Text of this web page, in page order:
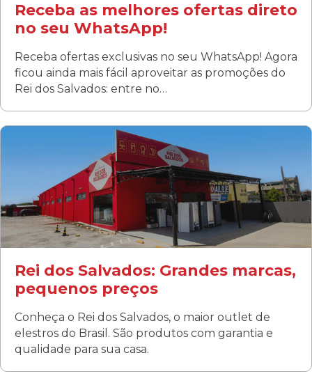
Fanny
Rua Albino Beatriz, 100 - Fanny, Curitiba –PR
Segunda a sábado: 09h00 às 19h00
Domingo: FECHADA
ÚLTIMOS DIAS DE LIQUIDAÇÃO!
(41) 3411-1754
(41) 99249-4620
Receba as melhores ofertas direto
no seu WhatsApp!
Receba ofertas exclusivas no seu WhatsApp! Agora
ficou ainda mais fácil aproveitar as promoções do
Rei dos Salvados: entre no…
Rei dos Salvados: Grandes marcas,
pequenos preços
Conheça o Rei dos Salvados, o maior outlet de
elestros do Brasil. São produtos com garantia e
qualidade para sua casa.